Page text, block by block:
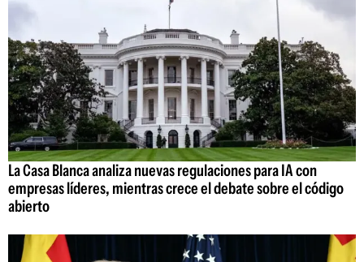
La Casa Blanca analiza nuevas regulaciones para IA con
empresas líderes, mientras crece el debate sobre el código
abierto